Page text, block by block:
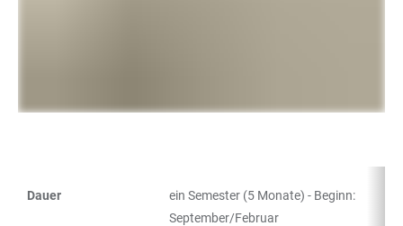
Dauer
ein Semester (5 Monate) - Beginn:
September/Februar